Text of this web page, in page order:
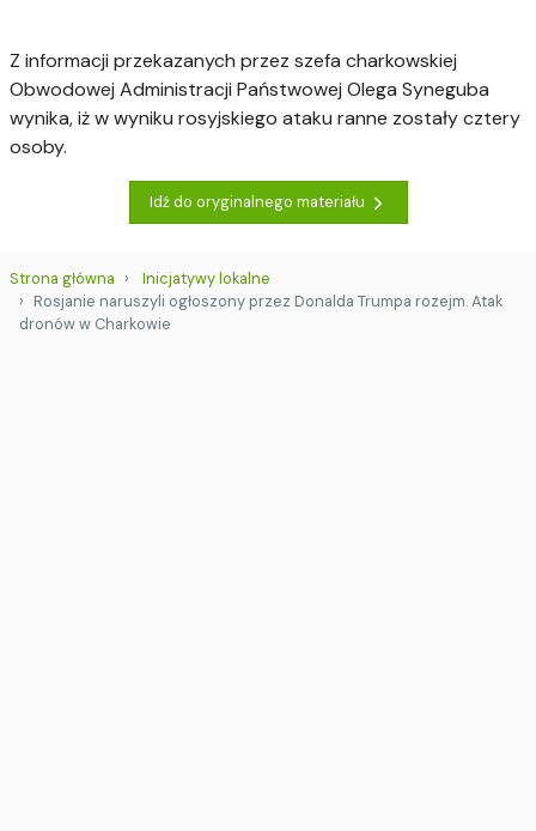
Z informacji przekazanych przez szefa charkowskiej
Obwodowej Administracji Państwowej Olega Syneguba
wynika, iż w wyniku rosyjskiego ataku ranne zostały cztery
osoby.
Idź do oryginalnego materiału
Strona główna
Inicjatywy lokalne
Rosjanie naruszyli ogłoszony przez Donalda Trumpa rozejm. Atak
dronów w Charkowie